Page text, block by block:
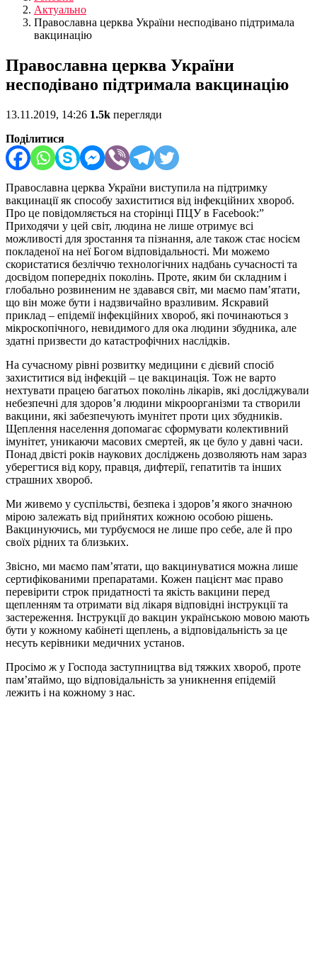
Актуально
Православна церква України несподівано підтримала
вакцинацію
Православна церква України
несподівано підтримала вакцинацію
13.11.2019, 14:26 1.5k перегляди
Поділитися
Православна церква України виступила на підтримку
вакцинації як способу захиститися від інфекційних хвороб.
Про це повідомляється на сторінці ПЦУ в Facebook:”
Приходячи у цей світ, людина не лише отримує всі
можливості для зростання та пізнання, але також стає носієм
покладеної на неї Богом відповідальності. Ми можемо
скористатися безліччю технологічних надбань сучасності та
досвідом попередніх поколінь. Проте, яким би складним і
глобально розвиненим не здавався світ, ми маємо пам’ятати,
що він може бути і надзвичайно вразливим. Яскравий
приклад – епідемії інфекційних хвороб, які починаються з
мікроскопічного, невидимого для ока людини збудника, але
здатні призвести до катастрофічних наслідків.
На сучасному рівні розвитку медицини є дієвий спосіб
захиститися від інфекцій – це вакцинація. Тож не варто
нехтувати працею багатьох поколінь лікарів, які досліджували
небезпечні для здоров’я людини мікроорганізми та створили
вакцини, які забезпечують імунітет проти цих збудників.
Щеплення населення допомагає сформувати колективний
імунітет, уникаючи масових смертей, як це було у давні часи.
Понад двісті років наукових досліджень дозволяють нам зараз
уберегтися від кору, правця, дифтерії, гепатитів та інших
страшних хвороб.
Ми живемо у суспільстві, безпека і здоров’я якого значною
мірою залежать від прийнятих кожною особою рішень.
Вакцинуючись, ми турбуємося не лише про себе, але й про
своїх рідних та близьких.
Звісно, ми маємо пам’ятати, що вакцинуватися можна лише
сертифікованими препаратами. Кожен пацієнт має право
перевірити строк придатності та якість вакцини перед
щепленням та отримати від лікаря відповідні інструкції та
застереження. Інструкції до вакцин українською мовою мають
бути у кожному кабінеті щеплень, а відповідальність за це
несуть керівники медичних установ.
Просімо ж у Господа заступництва від тяжких хвороб, проте
пам’ятаймо, що відповідальність за уникнення епідемій
лежить і на кожному з нас.